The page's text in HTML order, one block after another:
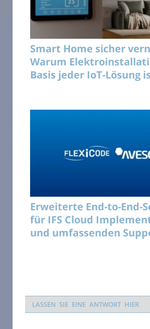
Smart Home sicher
Warum
Basis jeder IoT-Lösung
Erweiterte End-to-End-
für IFS Cloud
und umfassenden
LASSEN SIE EINE ANTWORT HIER